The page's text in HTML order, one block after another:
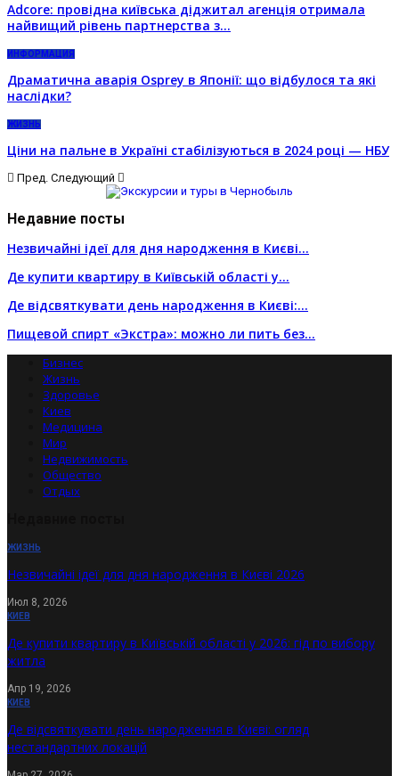
Adcore: провідна київська діджитал агенція отримала
найвищий рівень партнерства з…
ИНФОРМАЦИЯ
Драматична аварія Osprey в Японії: що відбулося та які
наслідки?
ЖИЗНЬ
Ціни на пальне в Україні стабілізуються в 2024 році — НБУ
Пред. Следующий
Недавние посты
Незвичайні ідеї для дня народження в Києві…
Де купити квартиру в Київській області у…
Де відсвяткувати день народження в Києві:…
Пищевой спирт «Экстра»: можно ли пить без…
Бизнес
Жизнь
Здоровье
Киев
Медицина
Мир
Недвижимость
Общество
Отдых
ЖИЗНЬ
Незвичайні ідеї для дня народження в Києві 2026
Июл 8, 2026
КИЕВ
Де купити квартиру в Київській області у 2026: гід по вибору
житла
Апр 19, 2026
КИЕВ
Де відсвяткувати день народження в Києві: огляд
нестандартних локацій